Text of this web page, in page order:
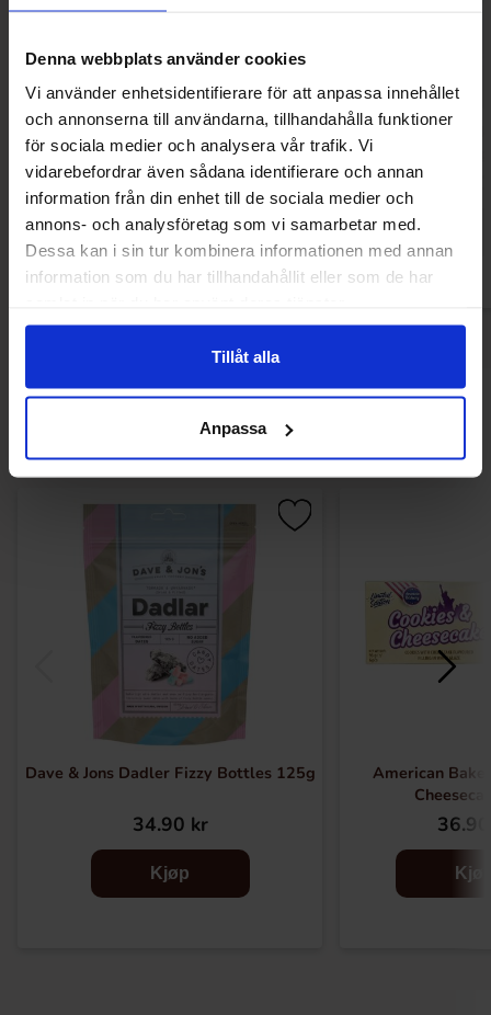
Denna webbplats använder cookies
Vi använder enhetsidentifierare för att anpassa innehållet
och annonserna till användarna, tillhandahålla funktioner
för sociala medier och analysera vår trafik. Vi
vidarebefordrar även sådana identifierare och annan
information från din enhet till de sociala medier och
annons- och analysföretag som vi samarbetar med.
Dessa kan i sin tur kombinera informationen med annan
information som du har tillhandahållit eller som de har
Tillåt alla
Anpassa
Cadbury Dairy Milk Caramel Nibbles
85g
42.90 kr
Kjøp
Cadbury Dairy
Andre kjøpte også
Dave & Jons Dadler Fizzy Bottles 125g
34.90 kr
Kjøp
American